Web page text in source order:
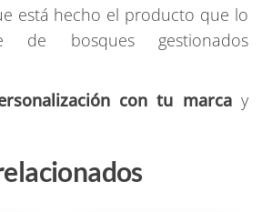
está hecho el producto que lo
de bosques gestionados
con tu marcay